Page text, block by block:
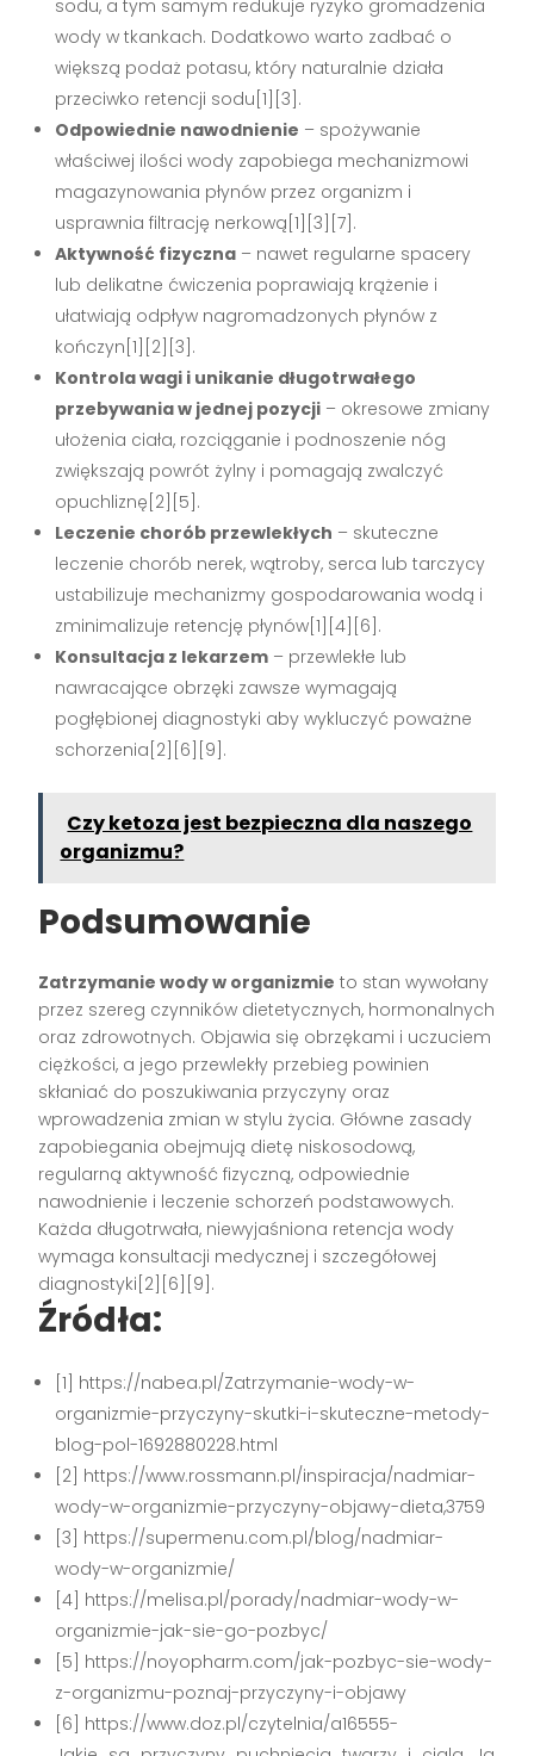
sodu, a tym samym redukuje ryzyko gromadzenia
wody w tkankach. Dodatkowo warto zadbać o
większą podaż potasu, który naturalnie działa
przeciwko retencji sodu[1][3].
Odpowiednie nawodnienie – spożywanie
właściwej ilości wody zapobiega mechanizmowi
magazynowania płynów przez organizm i
usprawnia filtrację nerkową[1][3][7].
Aktywność fizyczna – nawet regularne spacery
lub delikatne ćwiczenia poprawiają krążenie i
ułatwiają odpływ nagromadzonych płynów z
kończyn[1][2][3].
Kontrola wagi i unikanie długotrwałego
przebywania w jednej pozycji – okresowe zmiany
ułożenia ciała, rozciąganie i podnoszenie nóg
zwiększają powrót żylny i pomagają zwalczyć
opuchliznę[2][5].
Leczenie chorób przewlekłych – skuteczne
leczenie chorób nerek, wątroby, serca lub tarczycy
ustabilizuje mechanizmy gospodarowania wodą i
zminimalizuje retencję płynów[1][4][6].
Konsultacja z lekarzem – przewlekłe lub
nawracające obrzęki zawsze wymagają
pogłębionej diagnostyki aby wykluczyć poważne
schorzenia[2][6][9].
Czy ketoza jest bezpieczna dla naszego
organizmu?
Podsumowanie
Zatrzymanie wody w organizmie to stan wywołany
przez szereg czynników dietetycznych, hormonalnych
oraz zdrowotnych. Objawia się obrzękami i uczuciem
ciężkości, a jego przewlekły przebieg powinien
skłaniać do poszukiwania przyczyny oraz
wprowadzenia zmian w stylu życia. Główne zasady
zapobiegania obejmują dietę niskosodową,
regularną aktywność fizyczną, odpowiednie
nawodnienie i leczenie schorzeń podstawowych.
Każda długotrwała, niewyjaśniona retencja wody
wymaga konsultacji medycznej i szczegółowej
diagnostyki[2][6][9].
Źródła:
[1] https://nabea.pl/Zatrzymanie-wody-w-
organizmie-przyczyny-skutki-i-skuteczne-metody-
blog-pol-1692880228.html
[2] https://www.rossmann.pl/inspiracja/nadmiar-
wody-w-organizmie-przyczyny-objawy-dieta,3759
[3] https://supermenu.com.pl/blog/nadmiar-
wody-w-organizmie/
[4] https://melisa.pl/porady/nadmiar-wody-w-
organizmie-jak-sie-go-pozbyc/
[5] https://noyopharm.com/jak-pozbyc-sie-wody-
z-organizmu-poznaj-przyczyny-i-objawy
[6] https://www.doz.pl/czytelnia/a16555-